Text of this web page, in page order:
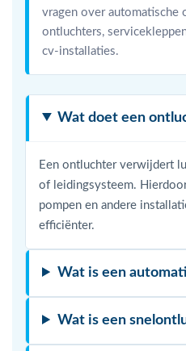
vragen over automatische
ontluchters,
cv-installaties.
Wat doet een
Een ontluchter verwijdert
of leidingsysteem.
pompen en andere
efficiënter.
Wat is een
Wat is een